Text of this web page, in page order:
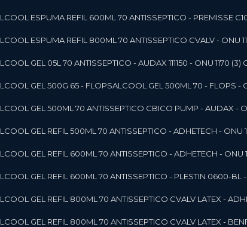
ALCOOL ESPUMA REFIL 600ML 70 ANTISSEPTICO - PREMISSE
ALCOOL ESPUMA REFIL 800ML 70 ANTISSEPTICO CVALV - ONU
ALCOOL GEL 05L 70 ANTISSEPTICO - AUDAX 111150 - ONU 1170 (3)
ALCOOL GEL 500G 65 - FLOPS ALCOOL GEL 500ML 70 - FLOPS -
ALCOOL GEL 500ML 70 ANTISSEPTICO CBICO PUMP - AUDAX -
ALCOOL GEL REFIL 500ML 70 ANTISSEPTICO - ADHETECH - ONU
ALCOOL GEL REFIL 600ML 70 ANTISSEPTICO - ADHETECH - ONU
ALCOOL GEL REFIL 600ML 70 ANTISSEPTICO - PLESTIN 0600-BL -
ALCOOL GEL REFIL 800ML 70 ANTISSEPTICO CVALV LATEX -
ALCOOL GEL REFIL 800ML 70 ANTISSEPTICO CVALV LATEX -